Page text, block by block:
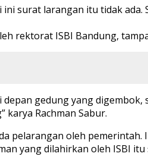
surat larangan itu tidak
rektorat ISBI Bandung,
gedung yang
Rachman Sabur.
pelarangan oleh
yang dilahirkan oleh ISBI